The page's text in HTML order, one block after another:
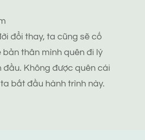
đổi thay, ta cũng sẽ cố
thân mình quên đi lý
đầu. Không được quên cái
bắt đầu hành trình này.